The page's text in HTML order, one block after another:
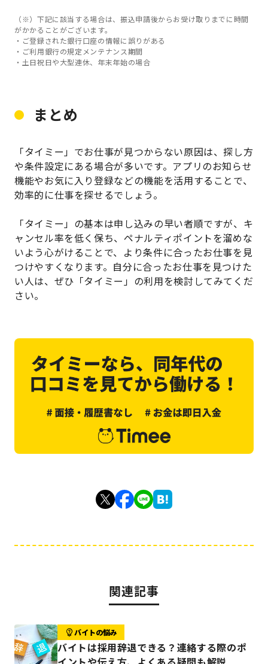
（※）下記に該当する場合は、振込申請後からお受け取りまでに時間
がかかることがございます。
・ご登録された銀行口座の情報に誤りがある
・ご利用銀行の規定メンテナンス期間
・土日祝日や大型連休、年末年始の場合
まとめ
「タイミー」でお仕事が見つからない原因は、探し方
や条件設定にある場合が多いです。アプリのお知らせ
機能やお気に入り登録などの機能を活用することで、
効率的に仕事を探せるでしょう。
「タイミー」の基本は申し込みの早い者順ですが、キ
ャンセル率を低く保ち、ペナルティポイントを溜めな
いよう心がけることで、より条件に合ったお仕事を見
つけやすくなります。自分に合ったお仕事を見つけた
い人は、ぜひ「タイミー」の利用を検討してみてくだ
さい。
関連記事
バイトの悩み
バイトは採用辞退できる？連絡する際のポ